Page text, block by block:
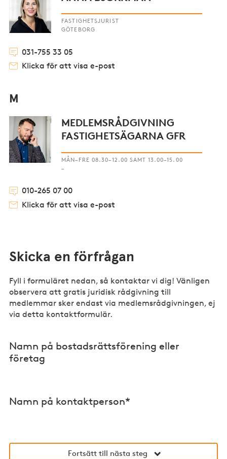
FASTIGHETSJURIST
GÖTEBORG
031-755 33 05
Klicka för att visa e-post
M
MEDLEMSRÅDGIVNING
FASTIGHETSÄGARNA GFR
MÅN–FRE 08.30–12.00 SAMT 13.00–15.00
–
010-265 07 00
Klicka för att visa e-post
Skicka en förfrågan
Fyll i formuläret nedan, så kontaktar vi dig! Vänligen
observera att gratis juridisk rådgivning till
medlemmar sker endast via medlemsrådgivningen, ej
via detta kontaktformulär.
Namn på bostadsrättsförening eller
företag
Namn på kontaktperson*
Fortsätt till nästa steg